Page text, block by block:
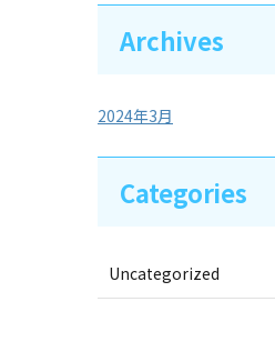
Archives
2024年3月
Categories
Uncategorized